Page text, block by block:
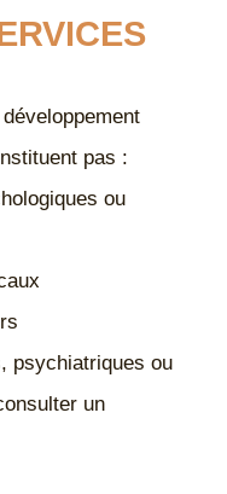
pas :
ou
psychiatriques ou
un